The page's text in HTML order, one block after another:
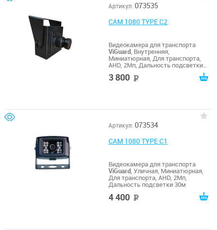
Артикул: 073535
CAM 1080 TYPE С2
Видеокамера для транспорта
ViGuard, Внутренняя,
Миниатюрная, Для транспорта,
AHD, 2Мп, Дальность подсветки
3 800
Артикул: 073534
CAM 1080 TYPE C1
Видеокамера для транспорта
ViGuard, Уличная, Миниатюрная,
Для транспорта, AHD, 2Мп,
Дальность подсветки 30м
4 400